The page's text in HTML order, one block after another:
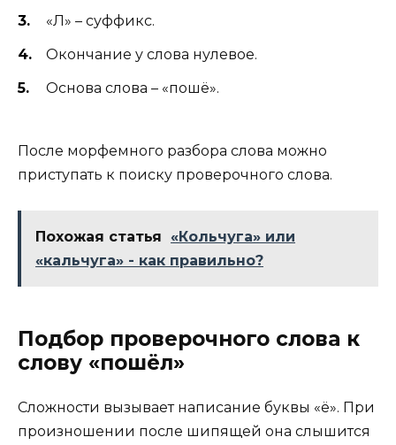
«Л» – суффикс.
Окончание у слова нулевое.
Основа слова – «пошё».
После морфемного разбора слова можно
приступать к поиску проверочного слова.
Похожая статья
«Кольчуга» или
«кальчуга» - как правильно?
Подбор проверочного слова к
слову «пошёл»
Сложности вызывает написание буквы «ё». При
произношении после шипящей она слышится